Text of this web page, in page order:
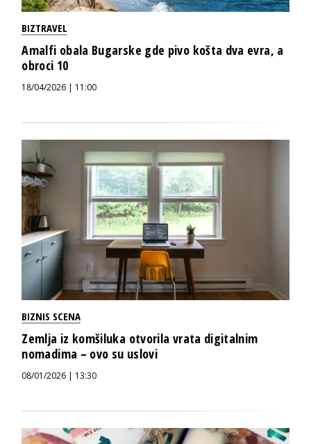
BIZTRAVEL
Amalfi obala Bugarske gde pivo košta dva evra, a
obroci 10
18/04/2026 | 11:00
BIZNIS SCENA
Zemlja iz komšiluka otvorila vrata digitalnim
nomadima – ovo su uslovi
08/01/2026 | 13:30